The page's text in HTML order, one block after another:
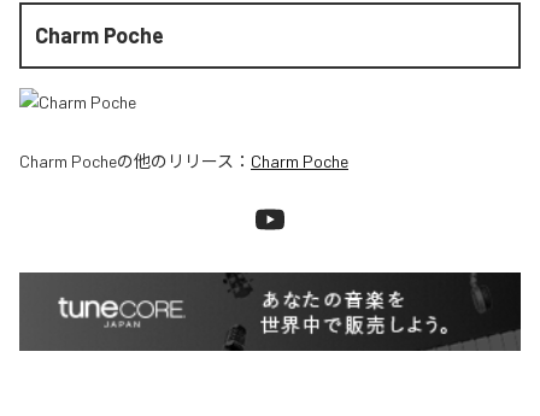
Charm Poche
Charm Pocheの他のリリース： Charm Poche